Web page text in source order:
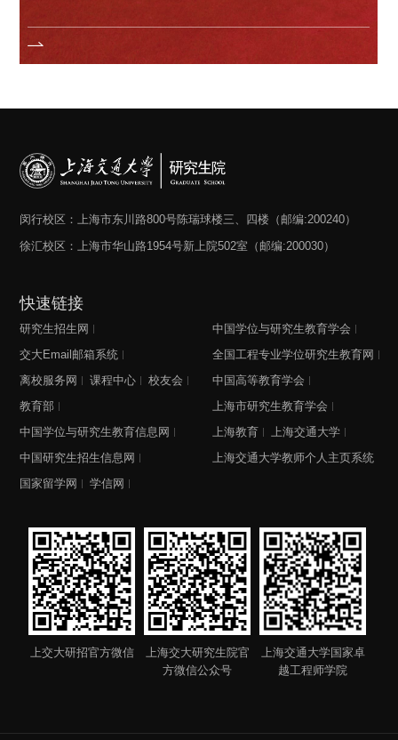
闵行校区：上海市东川路800号陈瑞球楼三、四楼（邮编:200240）
徐汇校区：上海市华山路1954号新上院502室（邮编:200030）
快速链接
研究生招生网
交大Email邮箱系统
离校服务网
课程中心
校友会
教育部
中国学位与研究生教育信息网
中国研究生招生信息网
国家留学网
学信网
中国学位与研究生教育学会
全国工程专业学位研究生教育网
中国高等教育学会
上海市研究生教育学会
上海教育
上海交通大学
上海交通大学教师个人主页系统
上交大研招官方微信
上海交大研究生院官
方微信公众号
上海交通大学国家卓
越工程师学院